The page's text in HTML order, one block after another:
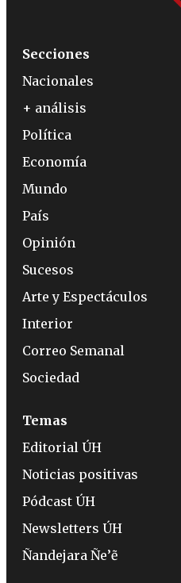
Secciones
Nacionales
+ análisis
Política
Economía
Mundo
País
Opinión
Sucesos
Arte y Espectáculos
Interior
Correo Semanal
Sociedad
Temas
Editorial ÚH
Noticias positivas
Pódcast ÚH
Newsletters ÚH
Ñandejara Ñe’ẽ